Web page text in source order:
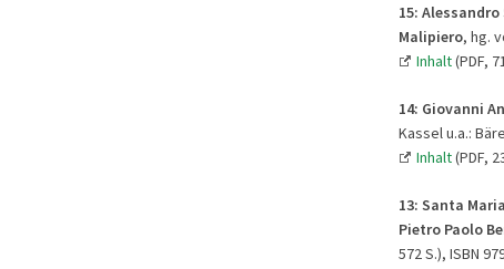
15:
Malipiero, hg.
Inhalt(PDF,
14: Giovanni
Kassel u.a.:
Inhalt(PDF,
13: Santa
Pietro Paolo
572 S.), ISBN